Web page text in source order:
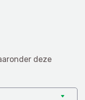
deze